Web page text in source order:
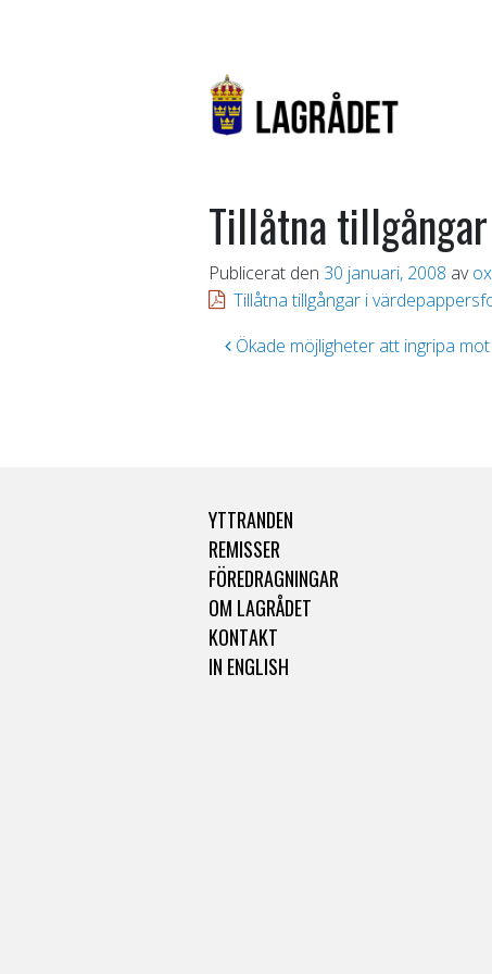
Tillåtna
Publicerat den 30 januari, 2008 av
Tillåtna tillgångar i
Inläggsnavigering
Ökade möjligheter att ingripa
YTTRANDEN
REMISSER
FÖREDRAGNINGAR
OM LAGRÅDET
KONTAKT
IN ENGLISH